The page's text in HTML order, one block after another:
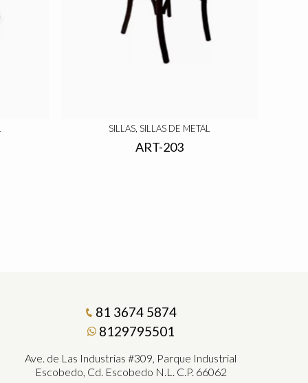
SILLAS, SILLAS DE METAL
ART-203
81 3674 5874
8129795501
Ave. de Las Industrias #309, Parque Industrial
Escobedo, Cd. Escobedo N.L. C.P. 66062